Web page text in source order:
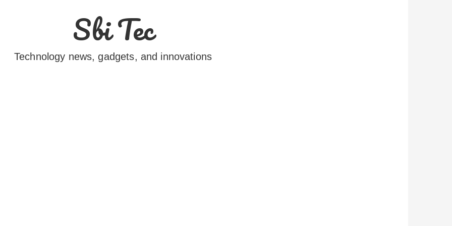
Sbi Tec
Technology news, gadgets, and innovations